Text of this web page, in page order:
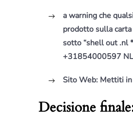
a warning che
prodotto sulla
sotto “shell out .nl
+31854000597
Sito Web: Mettiti in
Decisione